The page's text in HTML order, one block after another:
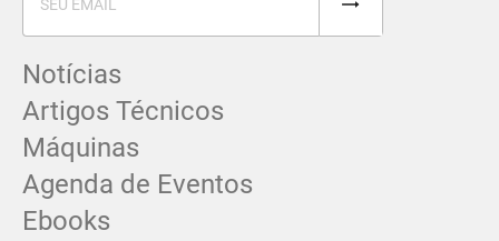
Notícias
Artigos Técnicos
Máquinas
Agenda de Eventos
Ebooks